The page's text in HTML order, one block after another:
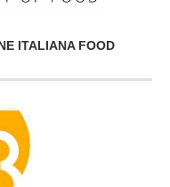
ITALIANA FOOD